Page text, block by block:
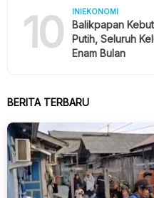
10 INIEKONOMI
Balikpapan
Putih, Seluruh
Enam Bulan
BERITA TERBARU